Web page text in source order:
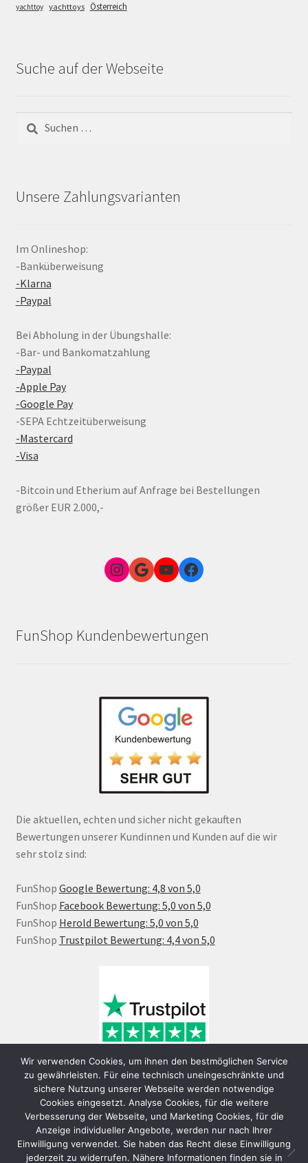
yachttoy yachttoys Österreich
Suche auf der Webseite
Suchen
nach:
Unsere Zahlungsvarianten
Im Onlineshop:
-Banküberweisung
-Klarna
-Paypal
Bei Abholung in der Übungshalle:
-Bar- und Bankomatzahlung
-Paypal
-Apple Pay
-Google Pay
-SEPA Echtzeitüberweisung
-Mastercard
-Visa
-Bitcoin und Etherium auf Anfrage bei Bestellungen
größer EUR 2.000,-
Instagram
Google Link zum FunShop WienYouTubeFacebook
FunShop Kundenbewertungen
Die aktuellen, echten und sicher nicht gekauften
Bewertungen unserer Kundinnen und Kunden auf die wir
sehr stolz sind:
FunShop Google Bewertung: 4,8 von 5,0
FunShop Facebook Bewertung: 5,0 von 5,0
FunShop Herold Bewertung: 5,0 von 5,0
FunShop Trustpilot Bewertung: 4,4 von 5,0
Wir verwenden Cookies, um ihnen den bestmöglichen Service
zu gewährleisten. Für eine technisch uneingeschränkte und
sichere Nutzung unserer Webseite werden notwendige
Cookies eingesetzt. Analyse Cookies, für die weitere
Verbesserung der Webseite, und Marketing Cookies, für die
Anzeige individueller Angebote, werden nur nach Ihrer
Einwilligung verwendet. Sie haben das Recht diese Einwilligung
jederzeit zu widerrufen. Nähere Informationen finden sie in